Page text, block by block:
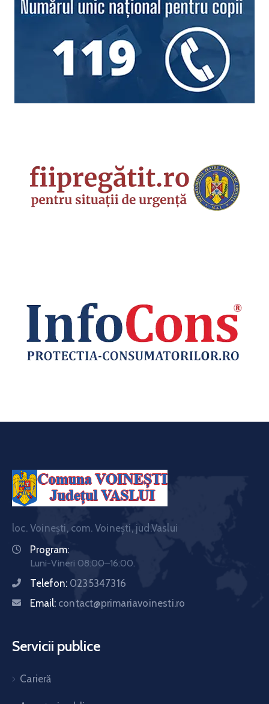
loc. Voinești, com. Voinești, jud.Vaslui
Program:
Luni-Vineri 08:00–16:00.
Telefon: 0235347316
Email: contact@primariavoinesti.ro
Servicii publice
Carieră